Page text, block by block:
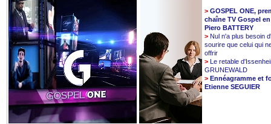
> GOSPEL ONE,
chaîne TV Gospel
Piero BATTERY
> Nul n'a plus besoin
sourire que celui qui
offrir
> Le retable
GRUNEWALD
> Ennéagramme et
Etienne SEGUIER